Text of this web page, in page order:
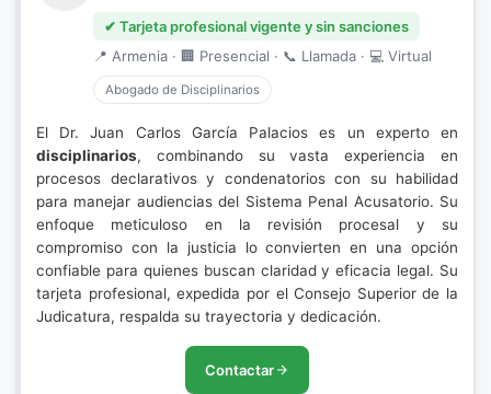
✔ Tarjeta profesional vigente y sin sanciones
📍 Armenia · 🏢 Presencial · 📞 Llamada · 💻 Virtual
Abogado de Disciplinarios
El Dr. Juan Carlos García Palacios es un experto en
disciplinarios, combinando su vasta experiencia en
procesos declarativos y condenatorios con su habilidad
para manejar audiencias del Sistema Penal Acusatorio. Su
enfoque meticuloso en la revisión procesal y su
compromiso con la justicia lo convierten en una opción
confiable para quienes buscan claridad y eficacia legal. Su
tarjeta profesional, expedida por el Consejo Superior de la
Judicatura, respalda su trayectoria y dedicación.
Contactar